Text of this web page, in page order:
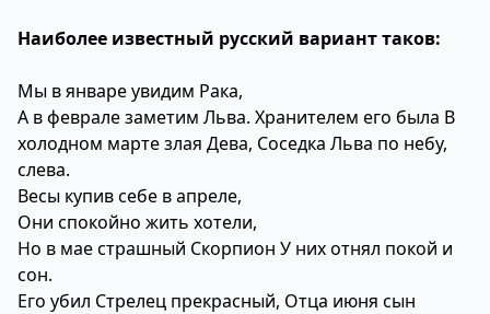
Наиболее известный русский вариант таков:
Мы в январе увидим Рака,
А в феврале заметим Льва. Хранителем его была В
холодном марте злая Дева, Соседка Льва по небу,
слева.
Весы купив себе в апреле,
Они спокойно жить хотели,
Но в мае страшный Скорпион У них отнял покой и
сон.
Его убил Стрелец прекрасный, Отца июня сын